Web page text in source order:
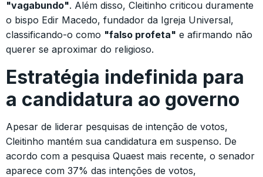
"vagabundo". Além disso, Cleitinho criticou duramente
o bispo Edir Macedo, fundador da Igreja Universal,
classificando-o como "falso profeta" e afirmando não
querer se aproximar do religioso.
Estratégia indefinida para
a candidatura ao governo
Apesar de liderar pesquisas de intenção de votos,
Cleitinho mantém sua candidatura em suspenso. De
acordo com a pesquisa Quaest mais recente, o senador
aparece com 37% das intenções de votos,